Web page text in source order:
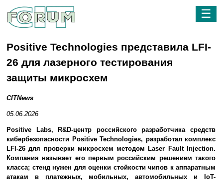
☰
Positive Technologies представила LFI-
26 для лазерного тестирования
защиты микросхем
CITNews
05.06.2026
Positive Labs, R&D-центр российского разработчика средств
кибербезопасности Positive Technologies, разработал комплекс
LFI-26 для проверки микросхем методом Laser Fault Injection.
Компания называет его первым российским решением такого
класса; стенд нужен для оценки стойкости чипов к аппаратным
атакам в платежных, мобильных, автомобильных и IoT-